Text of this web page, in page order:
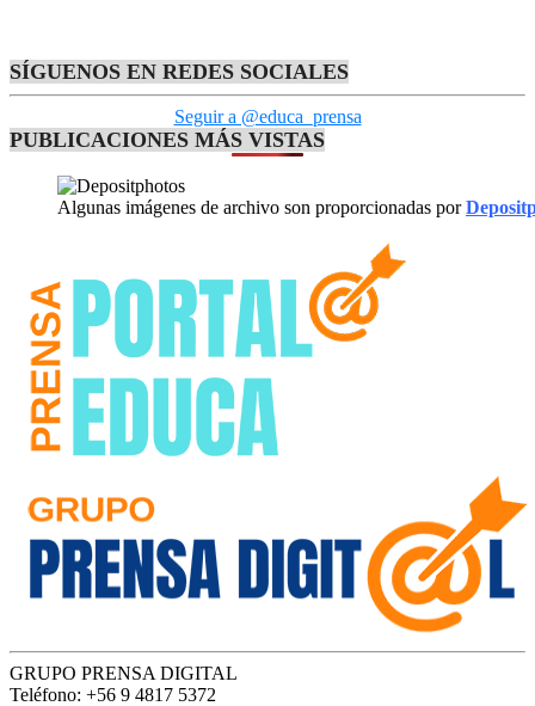
SÍGUENOS EN REDES SOCIALES
Seguir a @educa_prensa
PUBLICACIONES MÁS VISTAS
Algunas imágenes de archivo son proporcionadas por
GRUPO PRENSA DIGITAL
Teléfono: +56 9 4817 5372